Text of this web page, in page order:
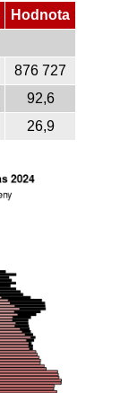
Hodnota
876 727
92,6
26,9